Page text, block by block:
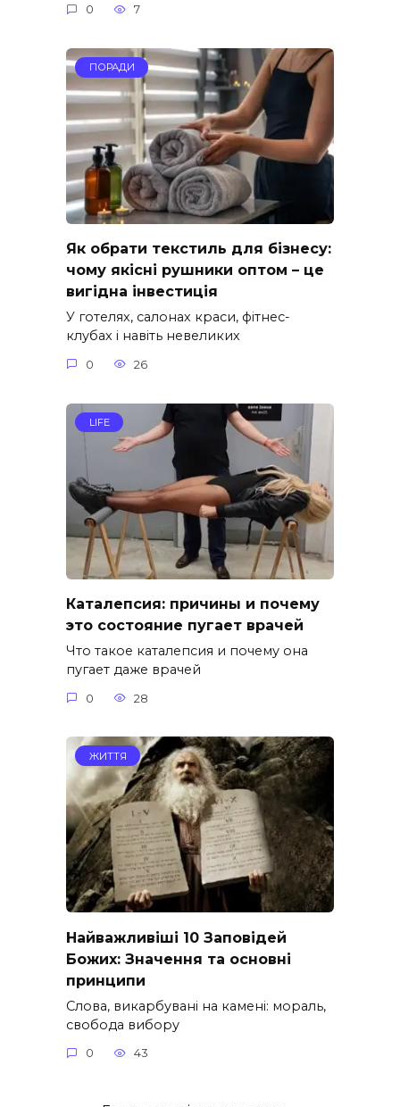
0 7
ПОРАДИ
Як обрати текстиль для бізнесу:
чому якісні рушники оптом – це
вигідна інвестиція
У готелях, салонах краси, фітнес-
клубах і навіть невеликих
0 26
LIFE
Каталепсия: причины и почему
это состояние пугает врачей
Что такое каталепсия и почему она
пугает даже врачей
0 28
ЖИТТЯ
Найважливіші 10 Заповідей
Божих: Значення та основні
принципи
Слова, викарбувані на камені: мораль,
свобода вибору
0 43